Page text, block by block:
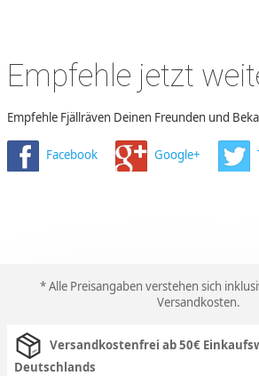
Empfehle jetzt
Empfehle Fjällräven Deinen Freunden und
Facebook Google+
* Alle Preisangaben verstehen sich
Versandkosten.
Versandkostenfrei ab 50€
Deutschlands